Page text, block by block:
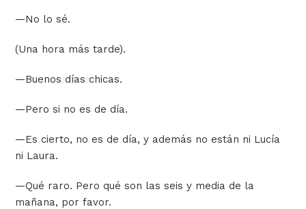
—No lo sé.
(Una hora más tarde).
—Buenos días chicas.
—Pero si no es de día.
—Es cierto, no es de día, y además no están ni Lucía
ni Laura.
—Qué raro. Pero qué son las seis y media de la
mañana, por favor.